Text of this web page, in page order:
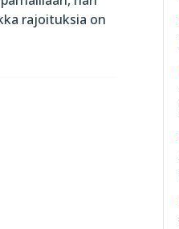
rajoituksia on